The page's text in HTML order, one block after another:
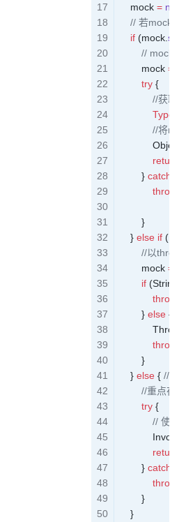
    mock
=
// 若mock
    if
(mock
// mock
        mock
=
        try
{
//
            Type
//
            Object
            return
        }
catch
            throw
        }
    }
else if (
//以
        mock
=
        if
(
            throw
        }
else {
            throw
        }
    }
else { //
	    //重点在这
        try
{
//
            Invoker
            return
        }
catch
            throw
        }
    }